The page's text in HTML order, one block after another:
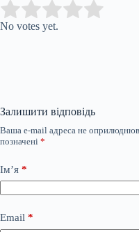
Rate this item:
No votes yet.
Залишити відповідь
Ваша e-mail адреса не
позначені *
Ім’я *
Email *